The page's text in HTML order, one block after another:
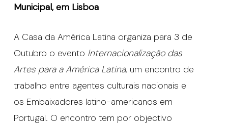
Municipal, em Lisboa
A Casa da América Latina organiza para 3 de
Outubro o evento Internacionalização das
Artes para a América Latina, um encontro de
trabalho entre agentes culturais nacionais e
os Embaixadores latino-americanos em
Portugal. O encontro tem por objectivo